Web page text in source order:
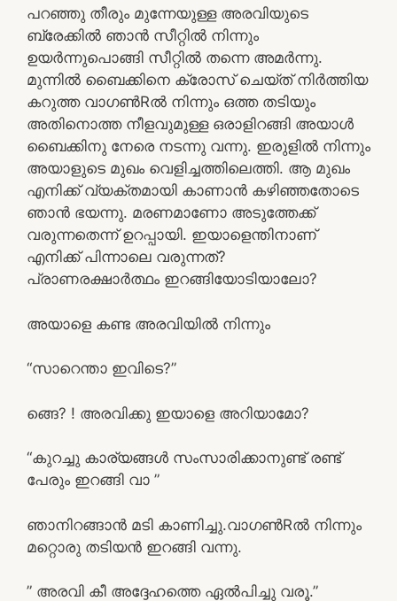
പറഞ്ഞു തീരും മുന്നേയുള്ള അരവിയുടെ
ബ്രേക്കിൽ ഞാൻ സീറ്റിൽ നിന്നും
ഉയർന്നുപൊങ്ങി സീറ്റിൽ തന്നെ അമർന്നു.
മുന്നിൽ ബൈക്കിനെ ക്രോസ് ചെയ്ത് നിർത്തിയ
കറുത്ത വാഗൺRൽ നിന്നും ഒത്ത തടിയും
അതിനൊത്ത നീളവുമുള്ള ഒരാളിറങ്ങി അയാൾ
ബൈക്കിനു നേരെ നടന്നു വന്നു. ഇരുളിൽ നിന്നും
അയാളുടെ മുഖം വെളിച്ചത്തിലെത്തി. ആ മുഖം
എനിക്ക് വ്യക്തമായി കാണാൻ കഴിഞ്ഞതോടെ
ഞാൻ ഭയന്നു. മരണമാണോ അടുത്തേക്ക്
വരുന്നതെന്ന് ഉറപ്പായി. ഇയാളെന്തിനാണ്
എനിക്ക് പിന്നാലെ വരുന്നത്?
പ്രാണരക്ഷാർത്ഥം ഇറങ്ങിയോടിയാലോ?
അയാളെ കണ്ട അരവിയിൽ നിന്നും
“സാറെന്താ ഇവിടെ?”
ങ്ങെ? ! അരവിക്കു ഇയാളെ അറിയാമോ?
“കുറച്ചു കാര്യങ്ങൾ സംസാരിക്കാനുണ്ട് രണ്ട്
പേരും ഇറങ്ങി വാ ”
ഞാനിറങ്ങാൻ മടി കാണിച്ചു.വാഗൺRൽ നിന്നും
മറ്റൊരു തടിയൻ ഇറങ്ങി വന്നു.
” അരവി കീ അദ്ദേഹത്തെ ഏൽപിച്ചു വരൂ.”